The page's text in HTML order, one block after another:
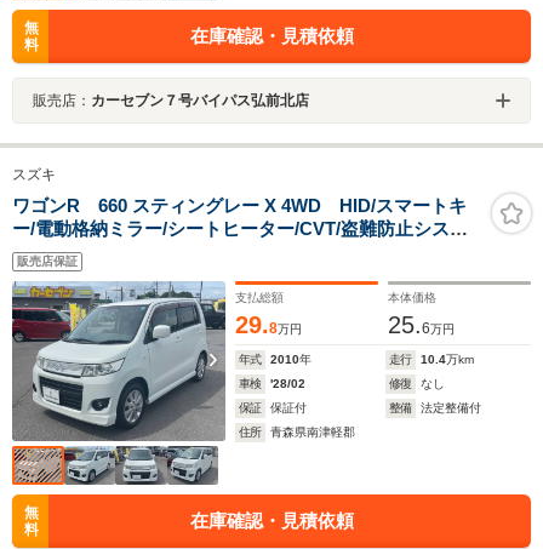
無
料
在庫確認・見積依頼
販売店： カーセブン７号バイパス弘前北店
スズキ
ワゴンR 660 スティングレー X 4WD HID/スマートキ
ー/電動格納ミラー/シートヒーター/CVT/盗難防止システ
ム/ABS/CD/純正アルミホイール14インチ/オートエアコ
ン/パワーステアリング/パワーウィンドウ
販売店保証
支払総額
29.8万円
本体価格
25.6万円
年式 2010年 走行 10.4万km
車検
'28/02 修復
なし
保証
保証付 整備
法定整備付
住所
青森県南津軽郡
無
料
在庫確認・見積依頼